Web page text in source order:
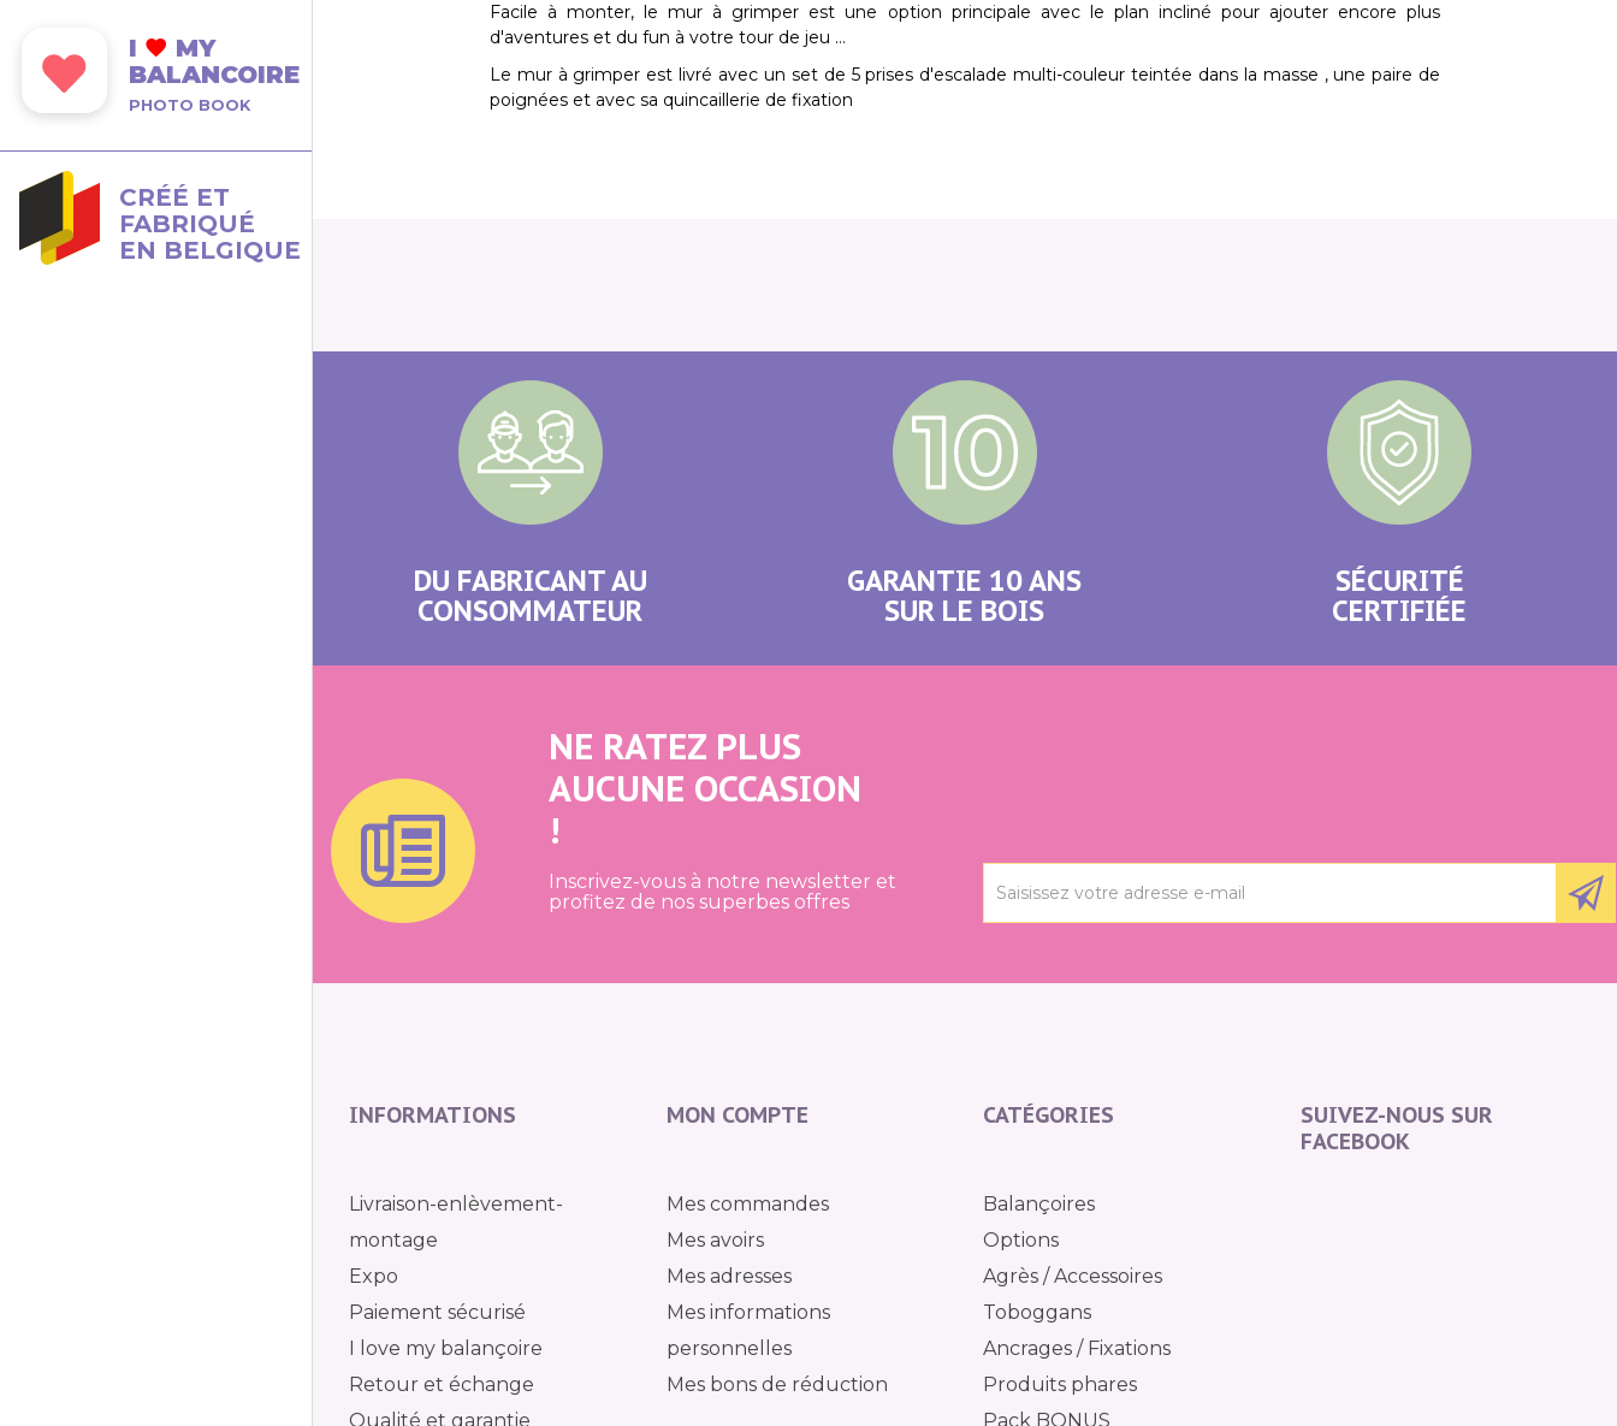
I
MY
BALANCOIRE
PHOTO BOOK
CRÉÉ ET
FABRIQUÉ
EN BELGIQUE
Facile à monter, le mur à grimper est une option principale avec le plan incliné pour ajouter encore plus
d'aventures et du fun à votre tour de jeu …
Le mur à grimper est livré avec un set de 5 prises d'escalade multi-couleur teintée dans la masse , une paire de
poignées et avec sa quincaillerie de fixation
DU FABRICANT AU
CONSOMMATEUR
GARANTIE 10 ANS
SUR LE BOIS
SÉCURITÉ
CERTIFIÉE
NE RATEZ PLUS
AUCUNE OCCASION
!
Inscrivez-vous à notre newsletter et
profitez de nos superbes offres
INFORMATIONS
Livraison-enlèvement-
montage
Expo
Paiement sécurisé
I love my balançoire
Retour et échange
Qualité et garantie
MON COMPTE
Mes commandes
Mes avoirs
Mes adresses
Mes informations
personnelles
Mes bons de réduction
CATÉGORIES
Balançoires
Options
Agrès / Accessoires
Toboggans
Ancrages / Fixations
Produits phares
Pack BONUS
SUIVEZ-NOUS SUR
FACEBOOK